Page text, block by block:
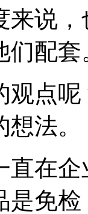
来说
们配套
观点
法。
直在
是免